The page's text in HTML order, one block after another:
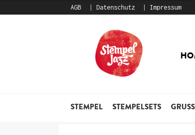
AGB Datenschutz Impressum
Navigation
springen
springen
STEMPEL STEMPELSETS